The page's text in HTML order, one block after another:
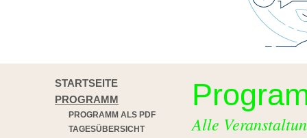
STARTSEITE
PROGRAMM
PROGRAMM ALS PDF
TAGESÜBERSICHT
Alle